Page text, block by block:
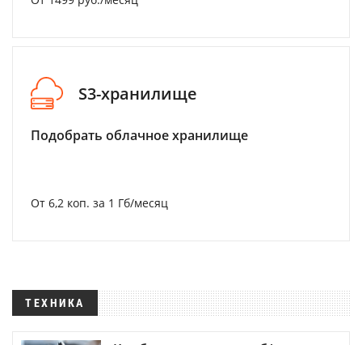
S3-хранилище
Подобрать облачное хранилище
От 6,2 коп. за 1 Гб/месяц
ТЕХНИКА